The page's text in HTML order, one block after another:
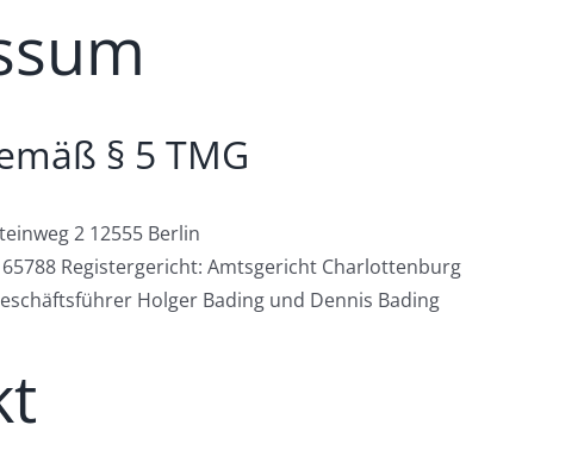
§ 5 TMG
2 12555 Berlin
Registergericht: Amtsgericht Charlottenburg
Holger Bading und Dennis Bading